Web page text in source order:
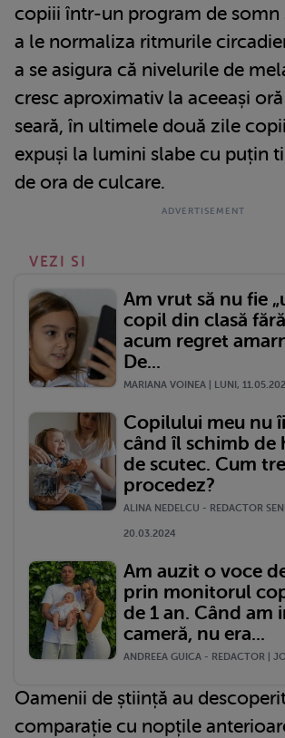
copiii într-un program de somn
a le normaliza ritmurile
a se asigura că nivelurile de
cresc aproximativ la aceeași
seară, în ultimele două zile
expuși la lumini slabe cu puțin
de ora de culcare.
VEZI SI
Am vrut să nu fie
copil din clasă
acum regret
De...
MARIANA VOINEA | LUNI,
Copilului meu nu
când îl schimb de
de scutec. Cum
procedez?
ALINA NEDELCU - REDACTOR
20.03.2024
Am auzit o voce
prin monitorul
de 1 an. Când am
cameră, nu era...
ANDREEA GUICA - REDACTOR |
Oamenii de știință au
comparație cu nopțile